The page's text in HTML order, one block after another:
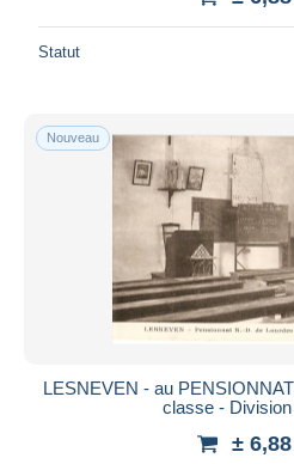
Statut
Nouveau
LESNEVEN - au
classe -
±